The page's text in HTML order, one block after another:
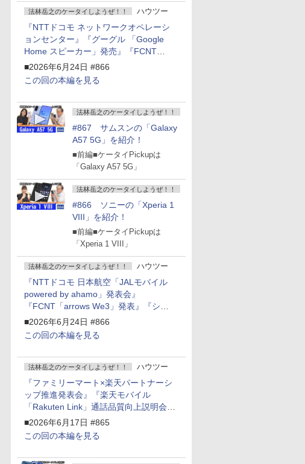
法林岳之のケータイしようぜ！！ ハウツー
『NTTドコモ ネットワークオペレーシ
ョンセンター』『グーグル 「Google
Home スピーカー」発売』『FCNT
「arrows Alpha2」発表』『KDDI
「povo2.0」サービス説明会』
■2026年6月24日 #866
この回の本編を見る
法林岳之のケータイしようぜ！！
#867 サムスンの「Galaxy
A57 5G」を紹介！
■前編■ケータイPickupは
「Galaxy A57 5G」
法林岳之のケータイしようぜ！！
#866 ソニーの「Xperia 1
VIII」を紹介！
■前編■ケータイPickupは
「Xperia 1 VIII」
法林岳之のケータイしようぜ！！ ハウツー
『NTTドコモ 日本航空「JALモバイル
powered by ahamo」発表会』
『FCNT「arrows We3」発表』『シャ
ープ 新製品発表会』
■2026年6月24日 #866
この回の本編を見る
法林岳之のケータイしようぜ！！ ハウツー
『ファミリーマート×楽天パートナーシ
ップ推進発表会』『楽天モバイル
「Rakuten Link」通話品質向上説明会』
『Google Storeを今年夏、東京・表参道
にオープン』『KDDI ローソン「ハッピ
ーローソンタウン池田伏尾台店」オープ
■2026年6月17日 #865
この回の本編を見る